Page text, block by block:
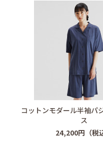
コットンモダール半袖パ
ス
24,200円（税